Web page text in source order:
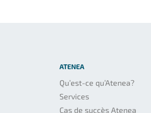
ATENEA
Qu’est-ce qu’Atenea?
Services
Cas de succès Atenea